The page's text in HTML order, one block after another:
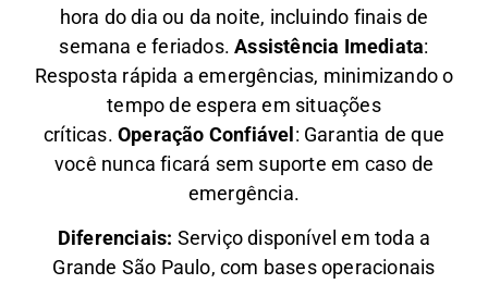
hora do dia ou da noite, incluindo finais de
semana e feriados.Assistência Imediata:
Resposta rápida a emergências, minimizando o
tempo de espera em situações
críticas. Operação Confiável: Garantia de que
você nunca ficará sem suporte em caso de
emergência.
Diferenciais: Serviço disponível em toda a
Grande São Paulo, com bases operacionais